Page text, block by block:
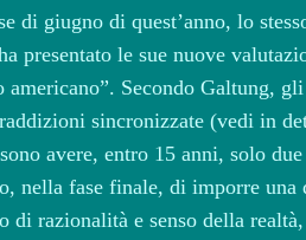
di giugno di quest’anno, lo
presentato le sue nuove
americano”. Secondo Galtung,
sincronizzate (vedi in
avere, entro 15 anni, solo
nella fase finale, di imporre una
di razionalità e senso della